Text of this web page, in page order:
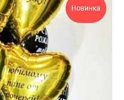
Новинка